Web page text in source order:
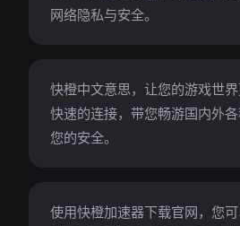
网络隐私与安全。
快橙中文意思，让您的游戏世
快速的连接，带您畅游国内外
您的安全。
使用快橙加速器下载官网，您